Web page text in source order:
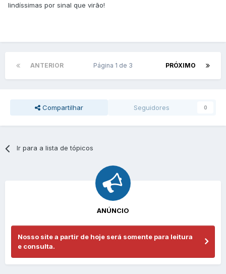
lindíssimas por sinal que virão!
ANTERIOR PRÓXIMO
Página 1 de 3
Compartilhar Seguidores 0
Ir para a lista de tópicos
ANÚNCIO
Nosso site a partir de hoje será somente para leitura
e consulta.